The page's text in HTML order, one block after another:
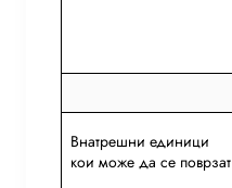
Внатрешни единици
кои може да се поврзат